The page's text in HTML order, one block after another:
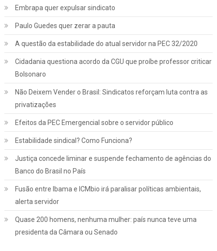
Embrapa quer expulsar sindicato
Paulo Guedes quer zerar a pauta
A questão da estabilidade do atual servidor na PEC 32/2020
Cidadania questiona acordo da CGU que proíbe professor criticar
Bolsonaro
Não Deixem Vender o Brasil: Sindicatos reforçam luta contra as
privatizações
Efeitos da PEC Emergencial sobre o servidor público
Estabilidade sindical? Como Funciona?
Justiça concede liminar e suspende fechamento de agências do
Banco do Brasil no País
Fusão entre Ibama e ICMbio irá paralisar políticas ambientais,
alerta servidor
Quase 200 homens, nenhuma mulher: país nunca teve uma
presidenta da Câmara ou Senado
INSS: confira como vai funcionar a
revisão da vida toda, aprovada pelo STF